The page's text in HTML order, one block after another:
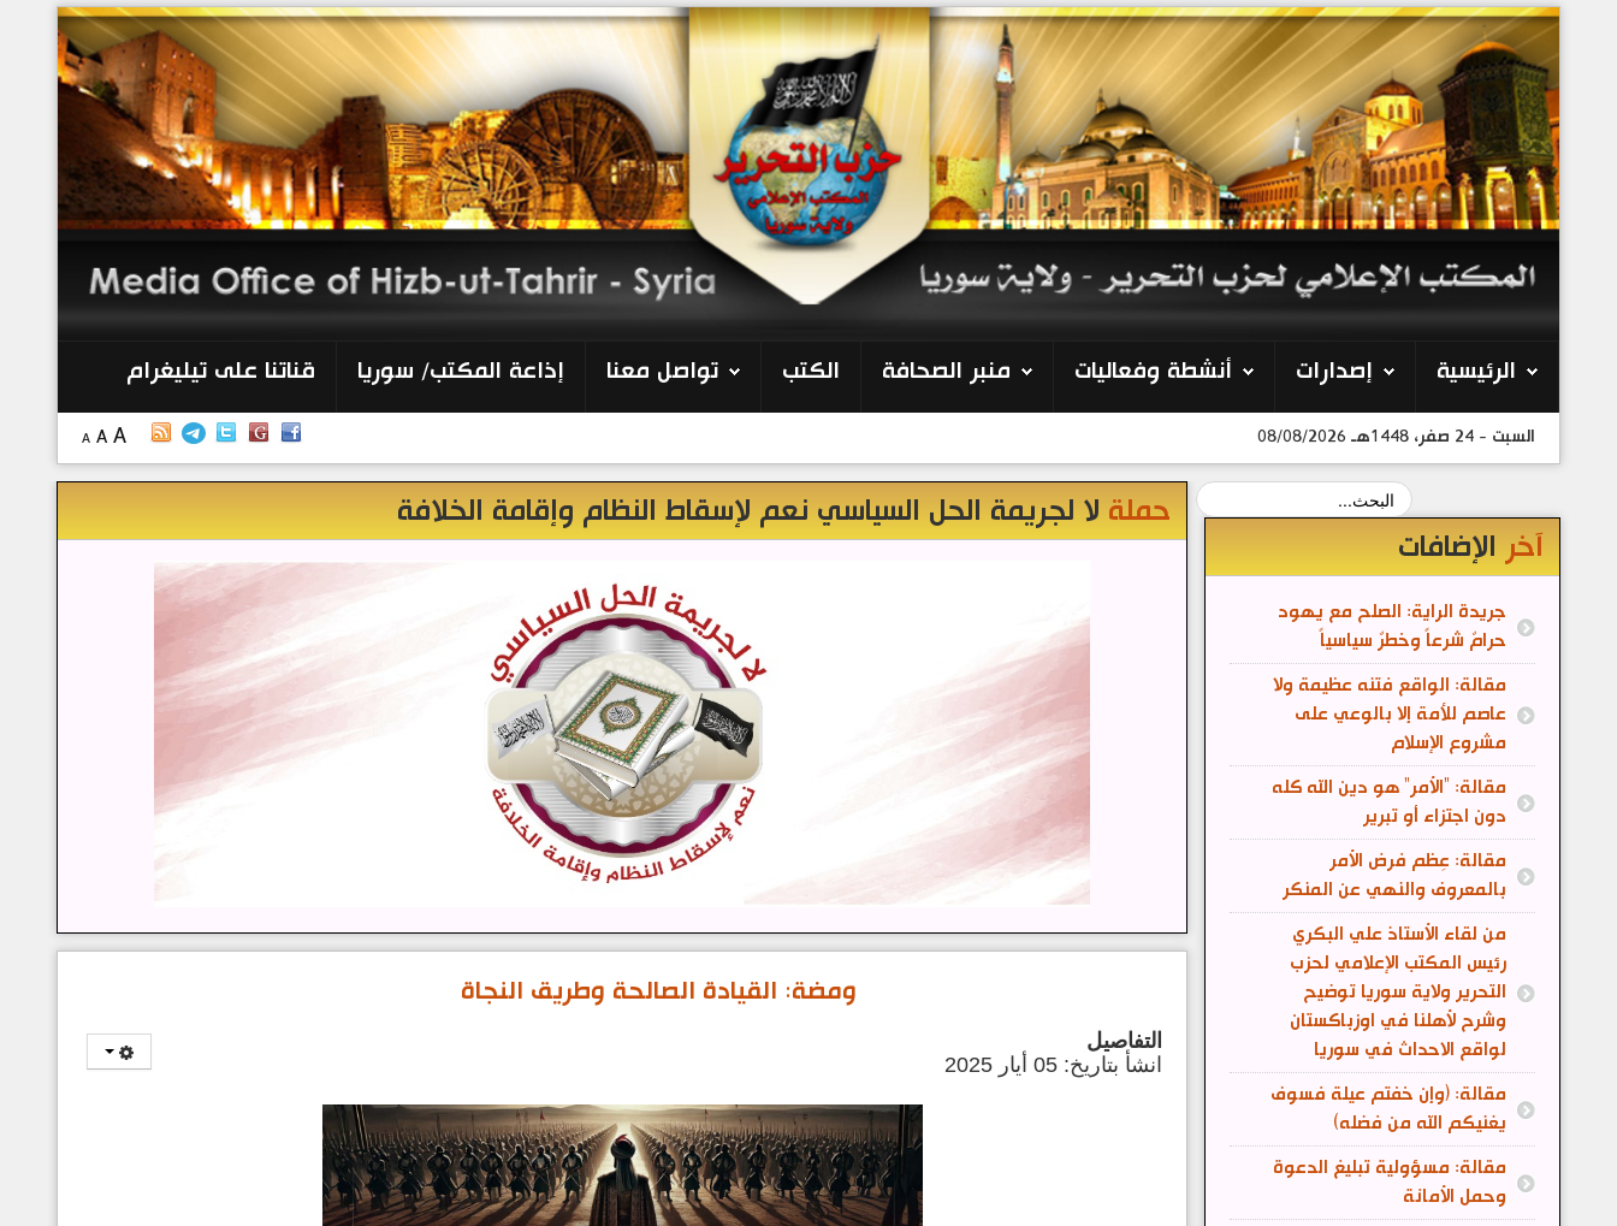
الرئيسية
إصدارات
منبر الصحافة
تواصل معنا
إذاعة المكتب/ سوريا
الرئيسية إصدارات أنشطة وفعاليات منبر الصحافة الكتب تواصل معنا إذاعة المكتب/ سوريا قناتنا على تيليغرام
السبت - 24 صفر، 1448هـ 08/08/2026 A A A
حملة لا لجريمة الحل السياسي نعم لإسقاط النظام وإقامة الخلافة
ومضة: القيادة الصالحة وطريق النجاة
التفاصيل
انشأ بتاريخ: 05 أيار 2025
آخر الإضافات
جريدة الراية: الصلح مع يهود
حرامٌ شرعاً وخطرٌ سياسياً
مقالة: الواقع فتنه عظيمة ولا
عاصم للأمة إلا بالوعي على
مشروع الإسلام
مقالة: "الأمر" هو دين الله كله
دون اجتزاء أو تبرير
مقالة: عِظم فرض الأمر
بالمعروف والنهي عن المنكر
من لقاء الأستاذ علي البكري
رئيس المكتب الإعلامي لحزب
التحرير ولاية سوريا توضيح
وشرح لأهلنا في اوزباكستان
لواقع الاحداث في سوريا
مقالة: (وإن خفتم عيلة فسوف
يغنيكم الله من فضله)
مقالة: مسؤولية تبليغ الدعوة
وحمل الأمانة